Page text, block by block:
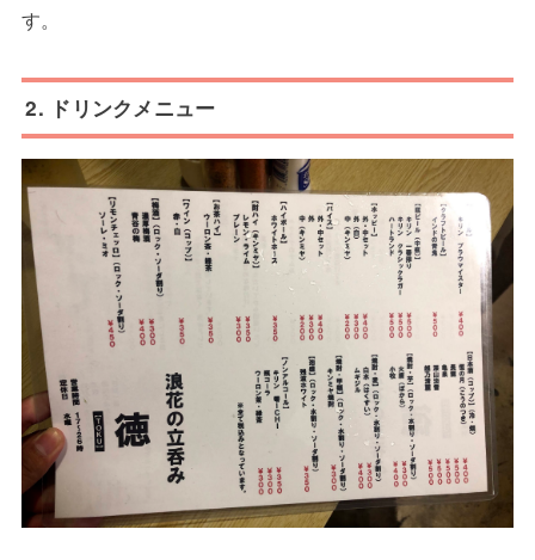
す。
2. ドリンクメニュー